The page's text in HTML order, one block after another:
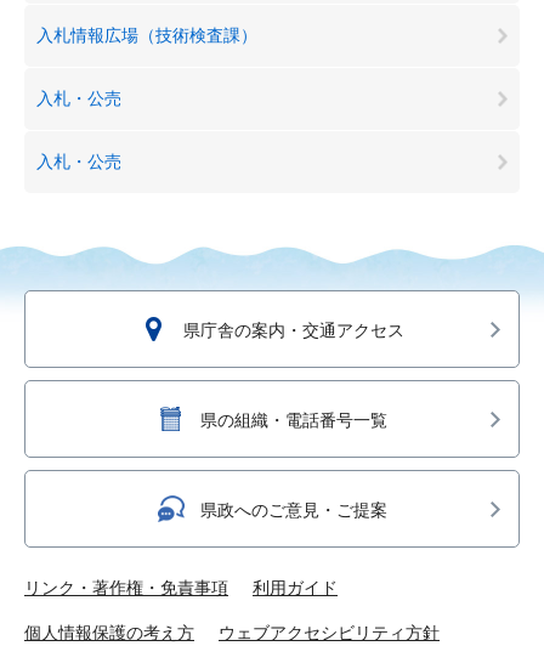
入札情報広場（技術検査課）
入札・公売
入札・公売
県庁舎の案内・交通アクセス
県の組織・電話番号一覧
県政へのご意見・ご提案
リンク・著作権・免責事項 利用ガイド
個人情報保護の考え方 ウェブアクセシビリティ方針